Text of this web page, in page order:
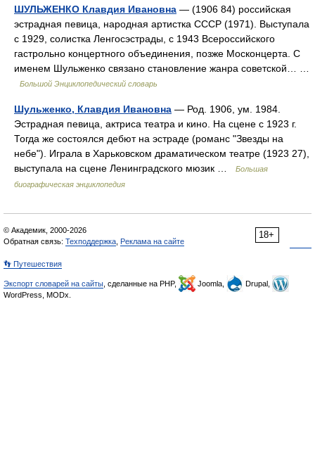
ШУЛЬЖЕНКО Клавдия Ивановна — (1906 84) российская
эстрадная певица, народная артистка СССР (1971). Выступала
с 1929, солистка Ленгосэстрады, с 1943 Всероссийского
гастрольно концертного объединения, позже Москонцерта. С
именем Шульженко связано становление жанра советской… …
Большой Энциклопедический словарь
Шульженко, Клавдия Ивановна — Род. 1906, ум. 1984.
Эстрадная певица, актриса театра и кино. На сцене с 1923 г.
Тогда же состоялся дебют на эстраде (романс "Звезды на
небе"). Играла в Харьковском драматическом театре (1923 27),
выступала на сцене Ленинградского мюзик …
Большая
биографическая энциклопедия
18+
© Академик, 2000-2026
Обратная связь: Техподдержка Реклама на сайте
👣 Путешествия
Экспорт словарей на сайты , сделанные на PHP, Joomla,
Drupal,
WordPress, MODx.